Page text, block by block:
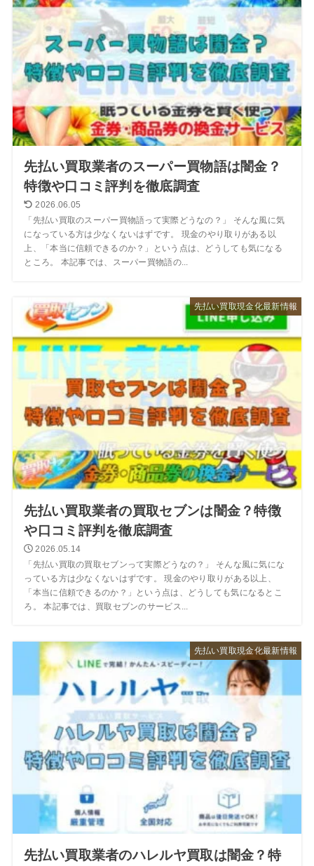
先払い買取業者のスーパー買物語は闇金？
特徴や口コミ評判を徹底調査
2026.06.05
「先払い買取のスーパー買物語って実際どうなの？」 そんな風に気
になっている方は少なくないはずです。 現金のやり取りがある以
上、「本当に信頼できるのか？」という点は、どうしても気になる
ところ。 本記事では、スーパー買物語の...
先払い買取現金化最新情報
先払い買取業者の買取セブンは闇金？特徴
や口コミ評判を徹底調査
2026.05.14
「先払い買取の買取セブンって実際どうなの？」 そんな風に気にな
っている方は少なくないはずです。 現金のやり取りがある以上、
「本当に信頼できるのか？」という点は、どうしても気になるとこ
ろ。 本記事では、買取セブンのサービス...
先払い買取現金化最新情報
先払い買取業者のハレルヤ買取は闇金？特